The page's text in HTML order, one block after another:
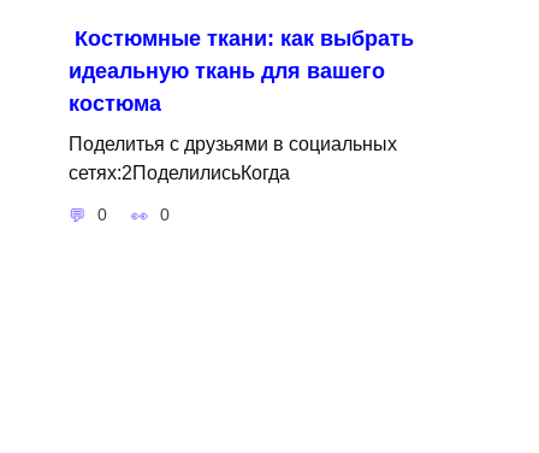
Костюмные ткани: как выбрать
идеальную ткань для вашего
костюма
Поделитья с друзьями в социальных
сетях:2ПоделилисьКогда
0 0